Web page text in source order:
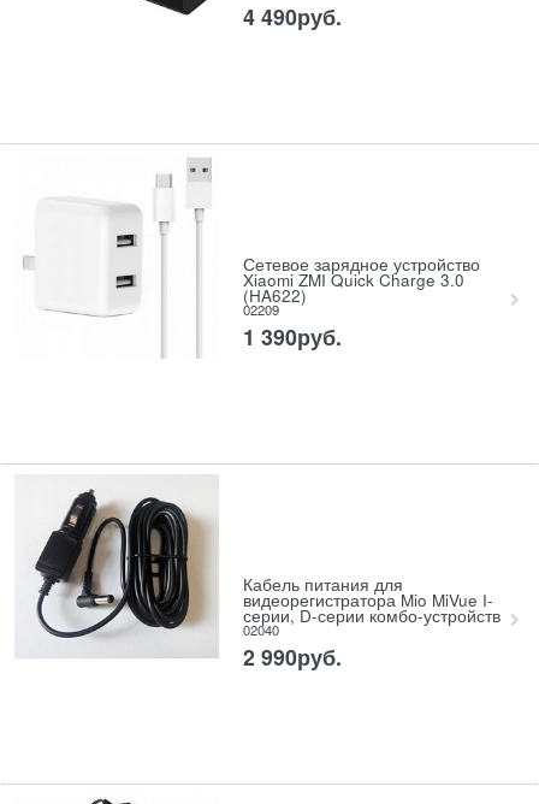
4 490руб.
Сетевое зарядное устройство
Xiaomi ZMI Quick Charge 3.0
(HA622)
02209
1 390руб.
Кабель питания для
видеорегистратора Mio MiVue I-
серии, D-серии комбо-устройств
02040
2 990руб.